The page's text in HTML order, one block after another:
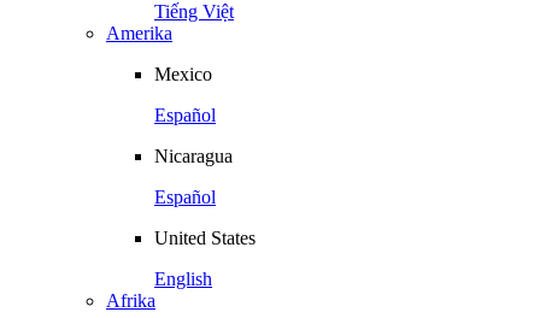
Tiếng Việt
Amerika
Mexico
Español
Nicaragua
Español
United States
English
Afrika